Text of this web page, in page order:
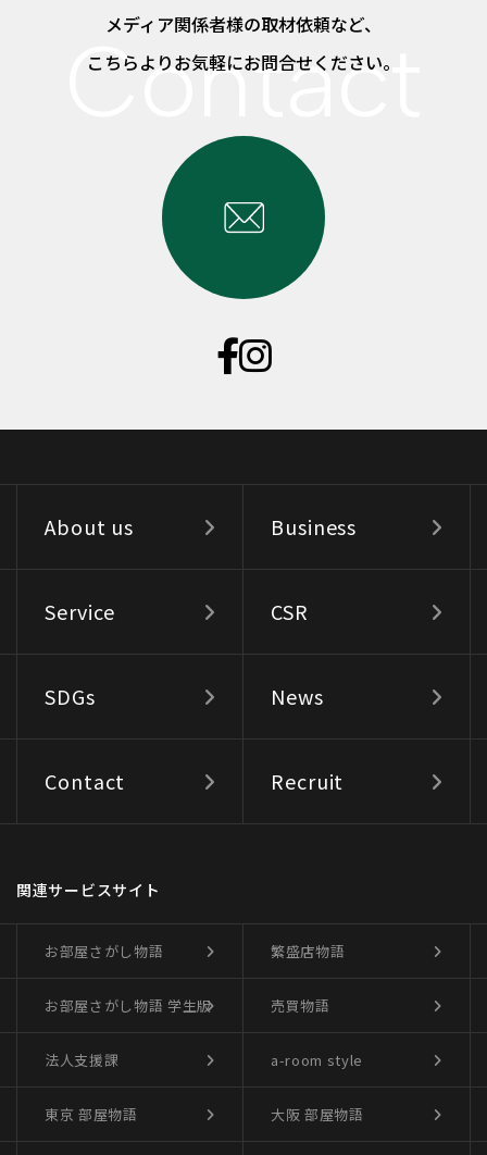
メディア関係者様の取材依頼など、
こちらよりお気軽にお問合せください。
About us Business
Service CSR
SDGs News
Contact Recruit
関連サービスサイト
お部屋さがし物語 繁盛店物語
お部屋さがし物語 学生版 売買物語
法人支援課 a-room style
東京 部屋物語 大阪 部屋物語